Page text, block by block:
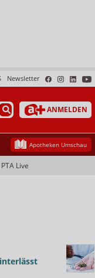
Newsletter
ANMELDEN
Apotheken Umschau
PTA Live